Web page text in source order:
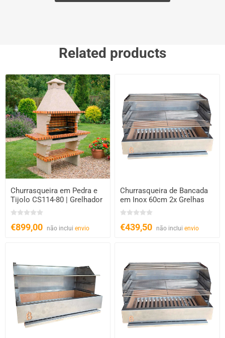
Related products
Churrasqueira em Pedra e
Tijolo CS114-80 | Grelhador
XL 80cm
€899,00 não inclui envio
Churrasqueira de Bancada
em Inox 60cm 2x Grelhas
€439,50 não incluienvio